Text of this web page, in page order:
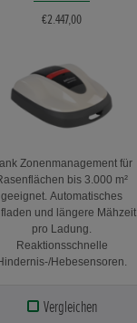
€2.447,00
Zonenmanagement für
bis 3.000 m²
geeignet. Automatisches
und längere Mähzeit
pro Ladung.
Reaktionsschnelle
Hebesensoren.
Vergleichen